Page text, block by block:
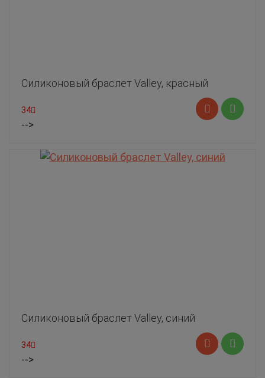
Силиконовый браслет Valley, красный
34
-->
Силиконовый браслет Valley, синий
34
-->